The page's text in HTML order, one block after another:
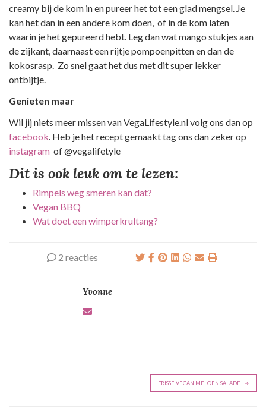
creamy bij de kom in en pureer het tot een glad mengsel. Je
kan het dan in een andere kom doen, of in de kom laten
waarin je het gepureerd hebt. Leg dan wat mango stukjes aan
de zijkant, daarnaast een rijtje pompoenpitten en dan de
kokosrasp. Zo snel gaat het dus met dit super lekker
ontbijtje.
Genieten maar
Wil jij niets meer missen van VegaLifestyle.nl volg ons dan op
facebook . Heb je het recept gemaakt tag ons dan zeker op
instagram of @vegalifetyle
Dit is ook leuk om te lezen:
Rimpels weg smeren kan dat?
Vegan BBQ
Wat doet een wimperkrultang?
2 reacties
Yvonne
FRISSE VEGAN MELOEN SALADE